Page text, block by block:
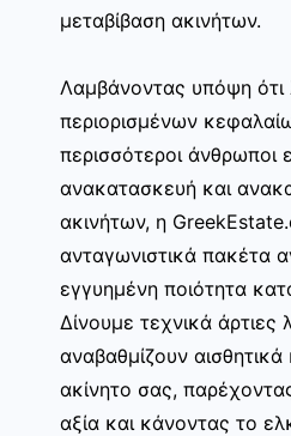
μεταβίβαση ακινήτων.
Λαμβάνοντας υπόψη
περιορισμένων
περισσότεροι άνθρωποι
ανακατασκευή και
ακινήτων, η
ανταγωνιστικά πακέτα
εγγυημένη ποιότητα
Δίνουμε τεχνικά άρτιες
αναβαθμίζουν
ακίνητο σας,
αξία και κάνοντας το